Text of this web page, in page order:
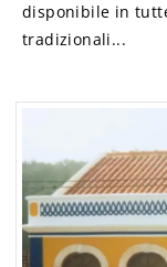
disponibile in
tradizionali...